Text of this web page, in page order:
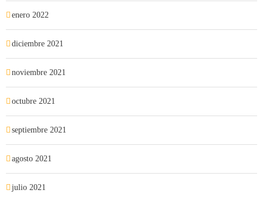
enero 2022
diciembre 2021
noviembre 2021
octubre 2021
septiembre 2021
agosto 2021
julio 2021